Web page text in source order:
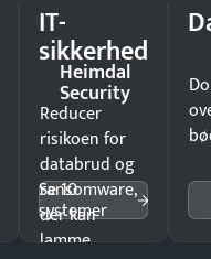
IT-
sikkerhed
Heimdal
Security
Reducer
risikoen for
databrud og
ransomware,
der kan
lamme
Se 10
systemer